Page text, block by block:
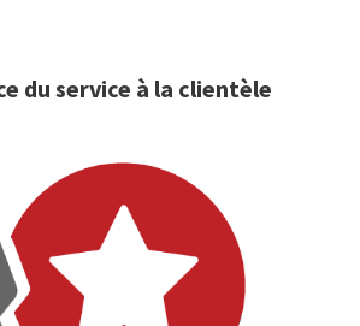
du service à la clientèle